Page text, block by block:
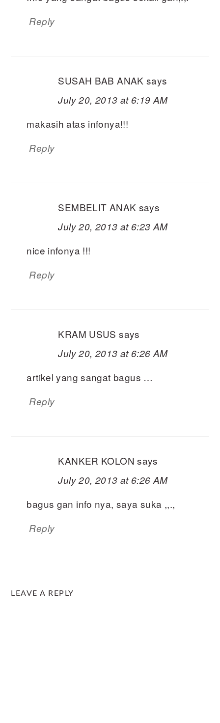
Reply
SUSAH BAB ANAK says
July 20, 2013 at 6:19 AM
makasih atas infonya!!!
Reply
SEMBELIT ANAK says
July 20, 2013 at 6:23 AM
nice infonya !!!
Reply
KRAM USUS says
July 20, 2013 at 6:26 AM
artikel yang sangat bagus …
Reply
KANKER KOLON says
July 20, 2013 at 6:26 AM
bagus gan info nya, saya suka ,,.,
Reply
LEAVE A REPLY